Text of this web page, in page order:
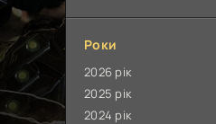
Роки
2026 рік
2025 рік
2024 рік